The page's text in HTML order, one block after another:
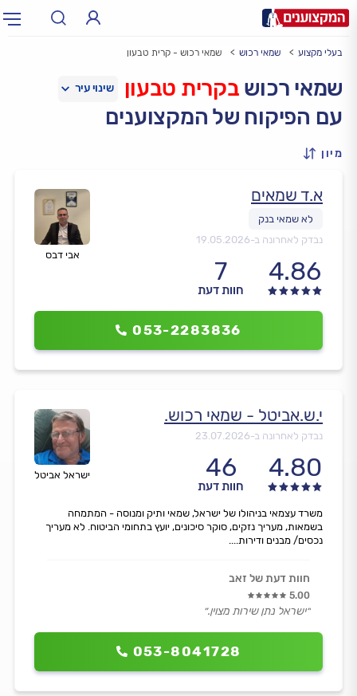
עירעיר: תל אביב, חיפה…
בעלי מקצוע שמאי רכוש שמאי רכוש - קרית טבעון
שמאי רכוש בקרית טבעון
עם הפיקוח של המקצוענים
מיון
אבי דבס
א.ד שמאים
נבדק לאחרונה ב-19.05.2026
4.86
7
חוות דעת
053-2283836
ישראל אביטל
י.ש.אביטל - שמאי רכוש.
נבדק לאחרונה ב-23.07.2026
4.80
46
חוות דעת
053-8041728
משרד עצמאי בניהולו של ישראל, שמאי ותיק ומנוסה - המתמחה
בשמאות, מעריך נזקים, סוקר סיכונים, יועץ בתחומי הביטוח. לא מעריך
נכסים/ מבנים ודירות....
חוות דעת של זאב
5.00
״ישראל נתן שירות מצוין.״